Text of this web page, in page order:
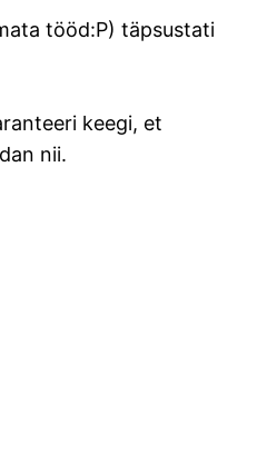
tööd:P) täpsustati
keegi, et
nii.